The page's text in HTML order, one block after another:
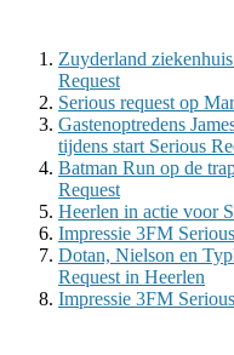
Zuyderland
Request
Serious request op
Gastenoptredens
tijdens start Serious
Batman Run op de
Request
Heerlen in actie voor
Impressie 3FM
Dotan, Nielson en
Request in Heerlen
Impressie 3FM